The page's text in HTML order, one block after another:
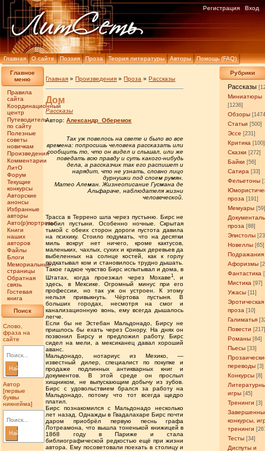
Главная О сайте Поэзия Проза Теория литературы Авторы Помощь (FAQ)
Регистрация Вход
Главное
меню
Правила
сайта
Координационный
центр
Путеводитель
по сайту
Полезные
советы
новичкам
Произведения
Комментарии
ЛитО
Форум
Текущие
конкурсы
Авторские
анонсы
Избранные
авторы
Авто(р)портреты
Книги
наших
авторов
Файлы
Блоги
Мемориальные
страницы
Обратная
связь
Гостевая
книга
Поиск
Слово,
фраза на
сайте
Найти
Автор
[первые
буквы
никнейма]
Найти
Рубрики
Рассказы
Миниатюры
[1236]
Обзоры
Статьи [500]
Эссе [231]
Критика [100]
Сказки [272]
Байки [56]
Сатира [33]
Фельетоны
проза [191]
Мемуары
проза [88]
Эпистолы
Новеллы [65]
Подражания
Афоризмы
Фантастика
Мистика [97]
Ужасы [11]
Эротическая
проза [10]
Галиматья
Повести
Романы [84]
Пьесы [33]
переводы [3]
Конкурсы [8]
игры [45]
Тренинги [3]
конкурсы,
тренинги
Тесты [34]
Диспуты и
Главная »Произведения »Проза »Рассказы
Дом
Рассказы
Автор:Александр_Оберемок
Так уж повелось на свете и было во все
времена: попросишь человека рассказать или
сообщить то, что он видел и слышал, или же
поведать всю правду и суть какого-нибудь
дела, а рассказчик так его распишет и
нарядит, что не узнать, словно лицо
дурнушки под слоем румян.
Матео Алеман. Жизнеописание Гусмана де
Альфараче, наблюдателя жизни
человеческой.
Трасса в Террено шла через пустыню. Бирс не
любил пустыни. Особенно ночные. Скрытая
тьмой с обеих сторон дороги пустота давила
на психику. Стоило подумать, что на десятки
миль вокруг нет ничего, кроме кактусов,
маленьких, чахлых, сухих и кривых деревьев да
выбеленных на солнце костей, как к горлу
подкатывал ком и становилось трудно дышать.
Такое гадкое чувство Бирс испытывал и дома, в
Штатах, когда проезжал через Мохаве1, и
здесь, в Мексике. Огромный минус при его
профессии, но так уж он устроен. К этому
нельзя привыкнуть. Чёртова пустыня. В
больших городах, несмотря на смог и
канализационную вонь, ему всегда дышалось
легче.
Если бы не Эстебан Мальдонадо, Бирсу не
пришлось бы ехать через Сонору. На днях он
позвонил Бирсу и предложил работу. Бирс
сидел на мели, а мексиканец давал хороший
аванс.
Мальдонадо, нотариус из Мехико, —
известный дилер, специалист по покупке и
продаже подлинных антикварных книг и
документов. В этой среде он прослыл
хищником, не выпускающим добычу из зубов.
Бирс с удовольствием брался за работу на
Мальдонадо, потому что тот всегда щедро
платил.
Бирс познакомился с Мальдонадо несколько
лет назад. Однажды в Гвадалахаре Бирс почти
даром приобрёл первую песнь графа
Лотреамона, что вышла тоненькой книжицей в
1868 году в Париже и стала
библиографической редкостью ещё при жизни
автора. Ему посоветовали поехать в столицу и